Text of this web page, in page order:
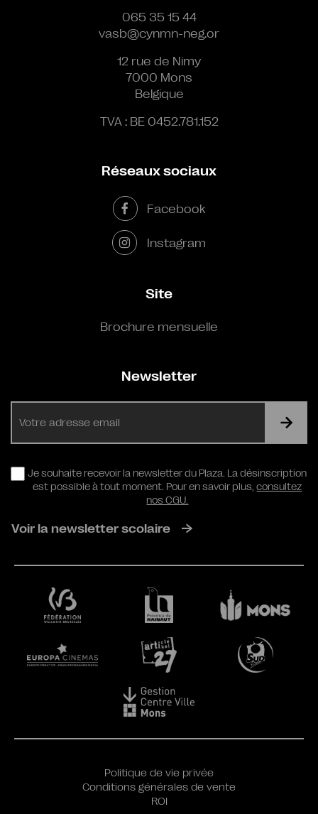
065 35 15 44
vasb@cynmn-neg.or
12 rue de Nimy
7000 Mons
Belgique
TVA : BE 0452.781.152
Réseaux sociaux
Facebook
Instagram
Site
Brochure mensuelle
Newsletter
RGPD
Je souhaite recevoir la newsletter du Plaza. La désinscription
est possible à tout moment. Pour en savoir plus,consultez
nos CGU.
Voir la newsletter scolaire
Politique de vie privée
Conditions générales de vente
ROI